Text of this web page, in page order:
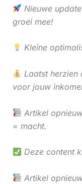
Nieuwe
groei mee!
Kleine
Laatst herzien
voor jouw
Artikel
= macht.
Deze content
Artikel